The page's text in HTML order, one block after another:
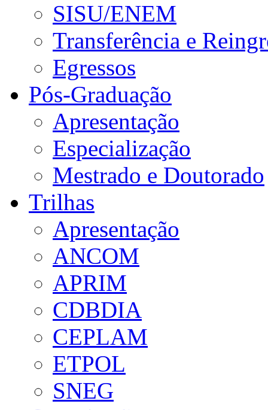
SISU/ENEM
Transferência e
Egressos
Pós-Graduação
Apresentação
Especialização
Mestrado e Doutorado
Trilhas
Apresentação
ANCOM
APRIM
CDBDIA
CEPLAM
ETPOL
SNEG